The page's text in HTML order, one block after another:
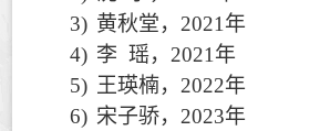
3) 黄秋堂， 2021 年
4) 李 瑶， 2021 年
5) 王瑛楠， 2022年
6) 宋子骄， 2023年